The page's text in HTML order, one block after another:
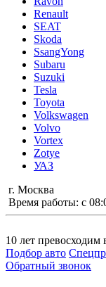
Renault
SEAT
Skoda
SsangYong
Subaru
Suzuki
Tesla
Toyota
Volkswagen
Volvo
Vortex
Zotye
УАЗ
г. Москва
Время работы: с
10 лет превосходим
Подбор авто
Обратный звонок